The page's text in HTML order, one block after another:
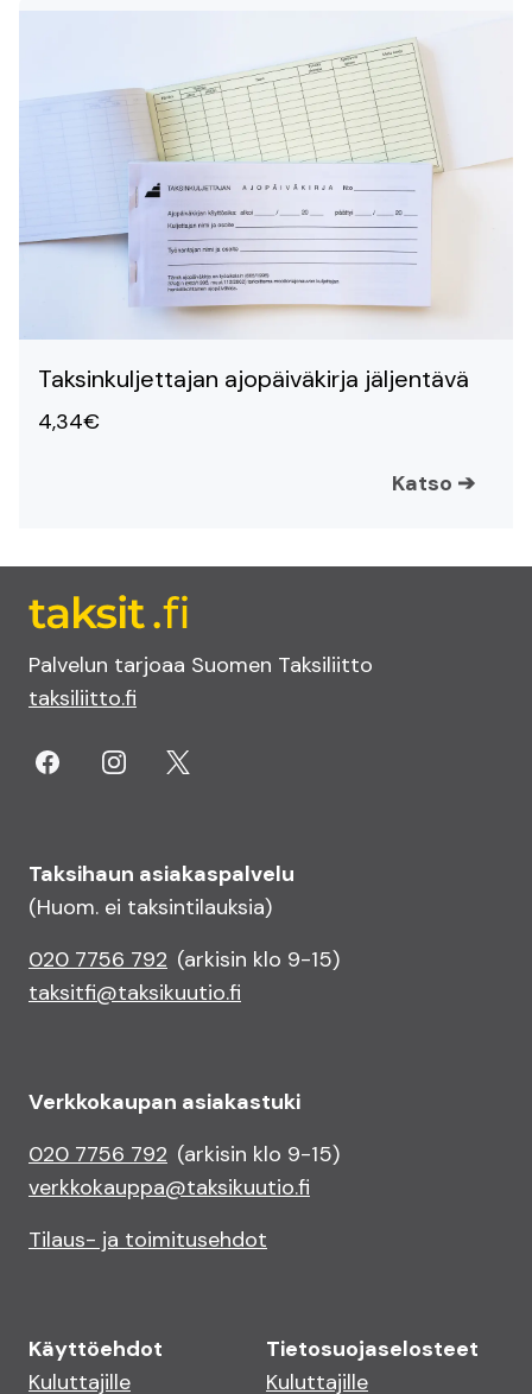
Taksinkuljettajan ajopäiväkirja jäljentävä
4,34€
Katso ➔
Palvelun tarjoaa Suomen Taksiliitto
taksiliitto.fi
Taksihaun asiakaspalvelu
(Huom. ei taksintilauksia)
020 7756 792 (arkisin klo 9-15)
taksitfi@taksikuutio.fi
Verkkokaupan asiakastuki
020 7756 792 (arkisin klo 9-15)
verkkokauppa@taksikuutio.fi
Tilaus- ja toimitusehdot
Käyttöehdot
Kuluttajille
Tietosuojaselosteet
Kuluttajille